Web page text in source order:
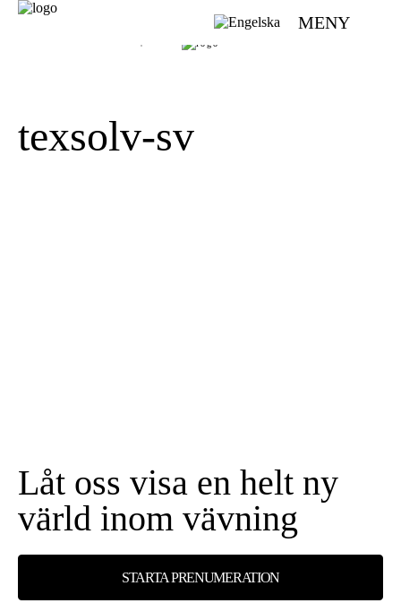
MENY
texsolv-sv
Låt oss visa en helt ny
värld inom vävning
STARTA PRENUMERATION